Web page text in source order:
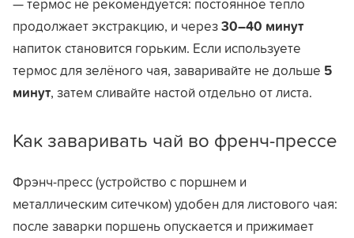
— термос не рекомендуется: постоянное тепло
продолжает экстракцию, и через 30–40 минут
напиток становится горьким. Если используете
термос для зелёного чая, заваривайте не дольше 5
минут, затем сливайте настой отдельно от листа.
Как заваривать чай во френч-прессе
Фрэнч-пресс (устройство с поршнем и
металлическим ситечком) удобен для листового чая:
после заварки поршень опускается и прижимает